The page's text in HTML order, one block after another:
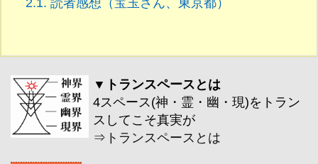
▼トランスペースとは
4スペース(神・霊・幽・現)をトラン
スしてこそ真実が
⇒ トランスペースとは